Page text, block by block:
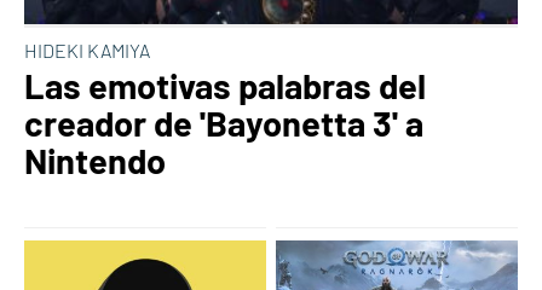
HIDEKI KAMIYA
Las emotivas palabras del
creador de 'Bayonetta 3' a
Nintendo